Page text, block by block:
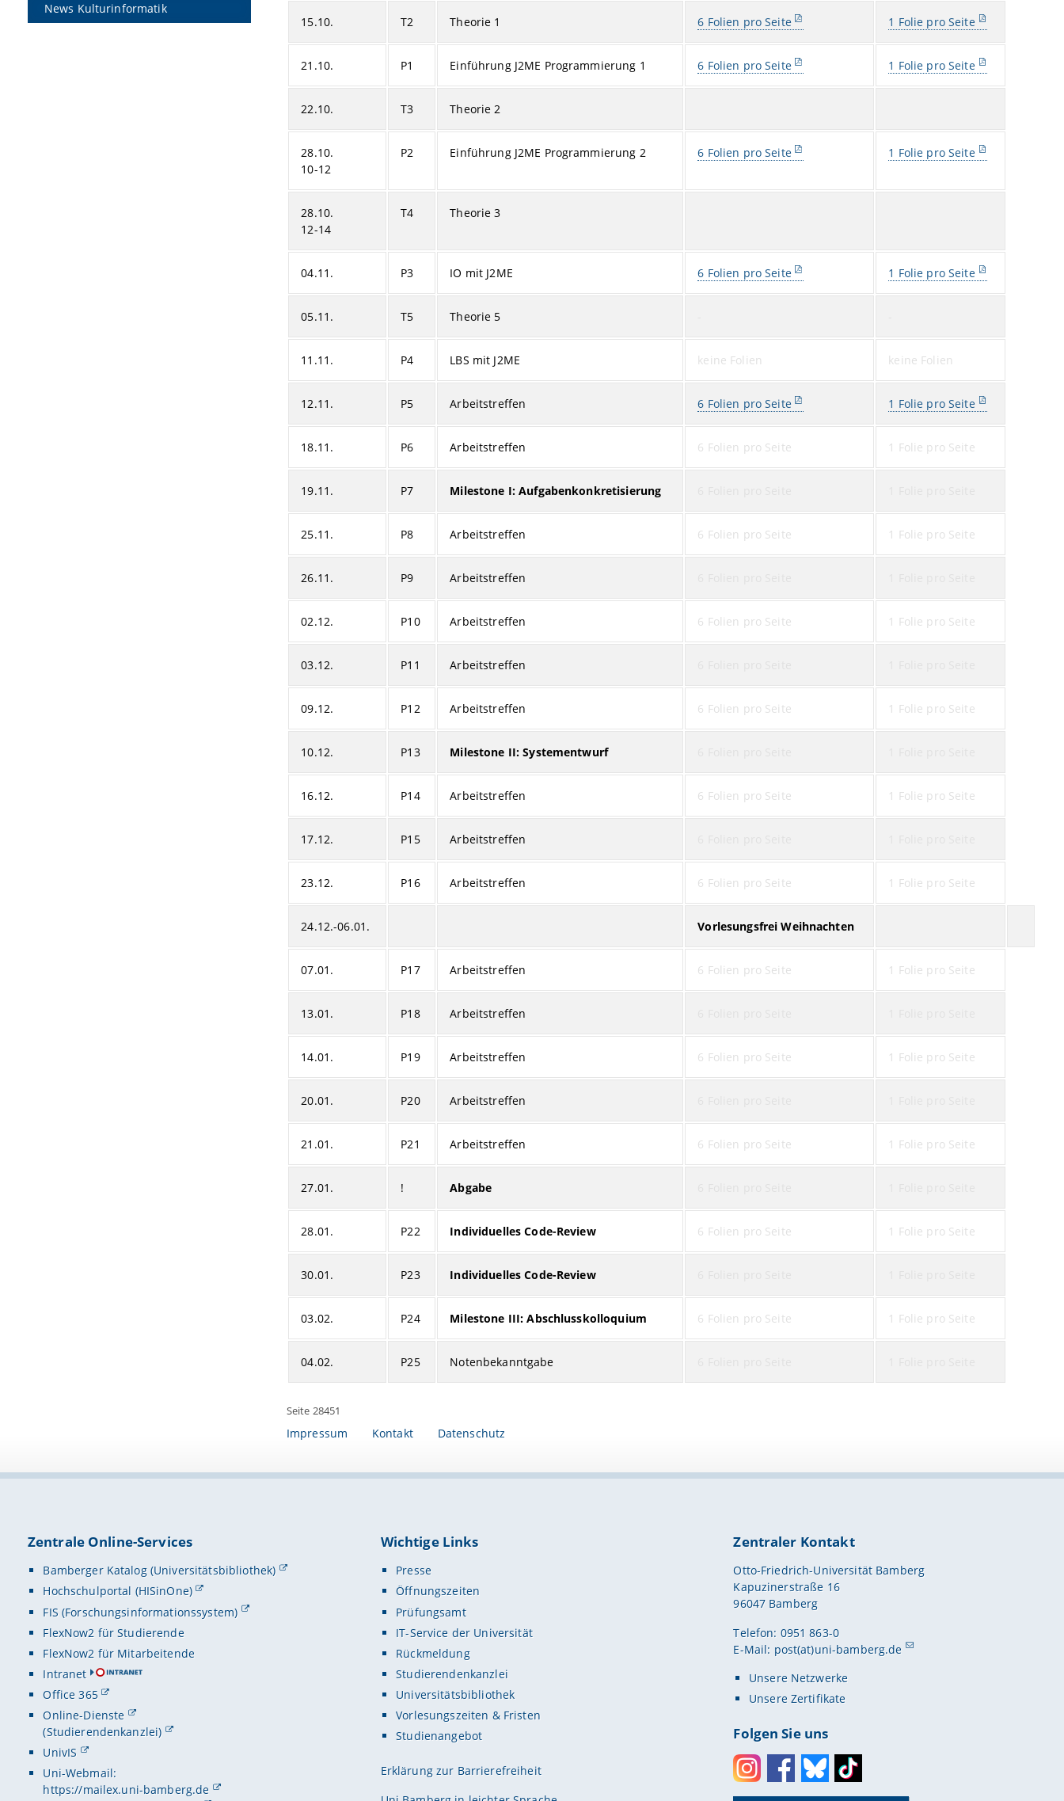
News Kulturinformatik
15.10. T2 Theorie 1 6 Folien pro Seite 1 Folie pro Seite
21.10. P1 Einführung J2ME Programmierung 1 6 Folien pro Seite 1 Folie pro Seite
22.10. T3 Theorie 2
28.10.
10-12
P2 Einführung J2ME Programmierung 2 6 Folien pro Seite 1 Folie pro Seite
28.10.
12-14
T4 Theorie 3
04.11. P3 IO mit J2ME 6 Folien pro Seite 1 Folie pro Seite
05.11. T5 Theorie 5
11.11. P4 LBS mit J2ME keine Folien keine Folien
12.11. P5 Arbeitstreffen 6 Folien pro Seite 1 Folie pro Seite
18.11. P6 Arbeitstreffen 6 Folien pro Seite 1 Folie pro Seite
19.11. P7 Milestone I: Aufgabenkonkretisierung
25.11. P8 Arbeitstreffen 6 Folien pro Seite 1 Folie pro Seite
26.11. P9 Arbeitstreffen
02.12. P10 Arbeitstreffen 6 Folien pro Seite 1 Folie pro Seite
03.12. P11 Arbeitstreffen
09.12. P12 Arbeitstreffen 6 Folien pro Seite 1 Folie pro Seite
10.12. P13 Milestone II: Systementwurf
16.12. P14 Arbeitstreffen 6 Folien pro Seite 1 Folie pro Seite
17.12. P15 Arbeitstreffen
23.12. P16 Arbeitstreffen 6 Folien pro Seite 1 Folie pro Seite
24.12.-06.01. Vorlesungsfrei Weihnachten
07.01. P17 Arbeitstreffen 6 Folien pro Seite 1 Folie pro Seite
13.01. P18 Arbeitstreffen
14.01. P19 Arbeitstreffen 6 Folien pro Seite 1 Folie pro Seite
20.01. P20 Arbeitstreffen
21.01. P21 Arbeitstreffen 6 Folien pro Seite 1 Folie pro Seite
27.01. ! Abgabe
28.01. P22 Individuelles Code-Review 6 Folien pro Seite 1 Folie pro Seite
30.01. P23 Individuelles Code-Review
03.02. P24 Milestone III: Abschlusskolloquium 6 Folien pro Seite 1 Folie pro Seite
04.02. P25 Notenbekanntgabe
Seite 28451
Impressum Kontakt Datenschutz
Zentrale Online-Services
Bamberger Katalog (Universitätsbibliothek)
Hochschulportal (HISinOne)
FIS (Forschungsinformationssystem)
FlexNow2 für Studierende
FlexNow2 für Mitarbeitende
Intranet
Office 365
Online-Dienste
(Studierendenkanzlei)
UnivIS
Uni-Webmail:
https://mailex.uni-bamberg.de
Wichtige Links
Presse
Öffnungszeiten
Prüfungsamt
IT-Service der Universität
Rückmeldung
Studierendenkanzlei
Universitätsbibliothek
Vorlesungszeiten & Fristen
Studienangebot
Erklärung zur Barrierefreiheit
Zentraler Kontakt
Otto-Friedrich-Universität Bamberg
Kapuzinerstraße 16
96047 Bamberg
Telefon: 0951 863-0
E-Mail: post(at)uni-bamberg.de
Unsere Netzwerke
Unsere Zertifikate
Folgen Sie uns
InstagramFacebookBlueskyToktok